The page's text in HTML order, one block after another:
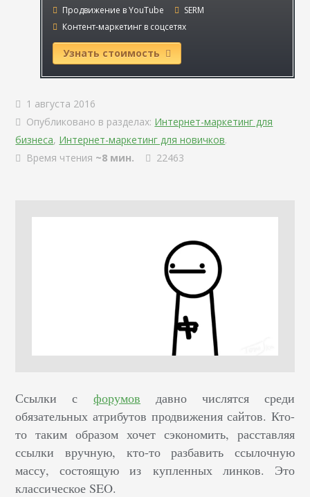
Продвижение в YouTube
SERM
Контент-маркетинг в соцсетях
Узнать стоимость
1 августа 2016
Опубликовано в разделах: Интернет-маркетинг для
бизнеса, Интернет-маркетинг для новичков.
Время чтения ~8 мин. 22463
Ссылки сфорумов давно числятся среди
обязательных атрибутов продвижения сайтов. Кто-
то таким образом хочет сэкономить, расставляя
ссылки вручную, кто-то разбавить ссылочную
массу, состоящую из купленных линков. Это
классическое SEO.